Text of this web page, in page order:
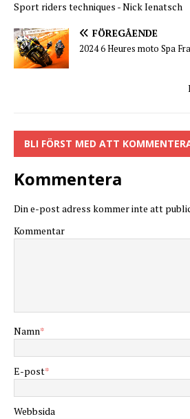
Sport riders techniques - Nick Ienatsch
FÖREGÅENDE
2024 6 Heures moto Spa
BLI FÖRST MED ATT
Kommentera
Din e-post adress kommer inte att
Kommentar
Namn*
E-post*
Webbsida